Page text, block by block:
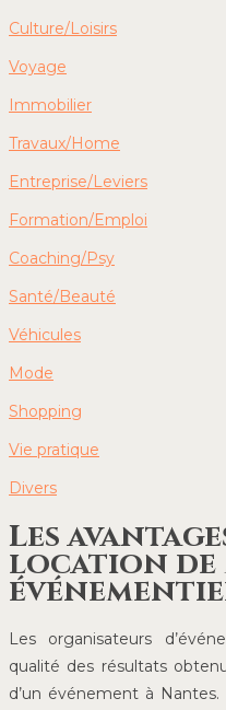
Culture/Loisirs
Voyage
Immobilier
Travaux/Home
Entreprise/Leviers
Formation/Emploi
Coaching/Psy
Santé/Beauté
Véhicules
Mode
Shopping
Vie pratique
Divers
Les
location de
Les organisateurs
qualité des résultats
d’un événement à